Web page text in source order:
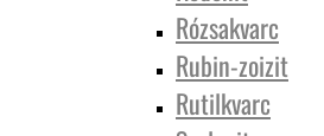
Rózsakvarc
Rubin-zoizit
Rutilkvarc